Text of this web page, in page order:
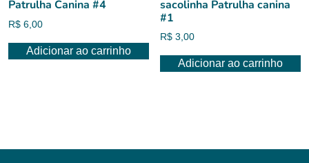
Patrulha Canina #4
R$ 6,00
Adicionar ao carrinho
sacolinha Patrulha canina
#1
R$ 3,00
Adicionar ao carrinho